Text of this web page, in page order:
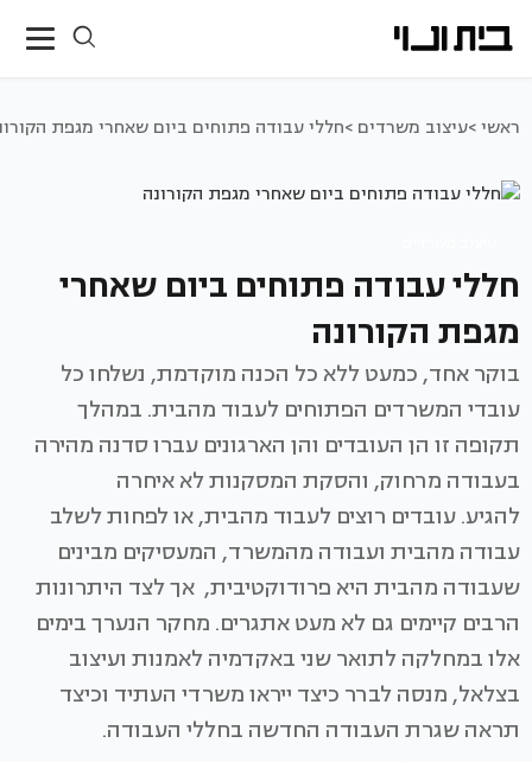
ראשי >עיצוב משרדים >חללי עבודה פתוחים ביום שאחרי מגפת
חללי עבודה פתוחים ביום שאחרי
מגפת הקורונה
בוקר אחד, כמעט ללא כל הכנה מוקדמת, נשלחו כל
עובדי המשרדים הפתוחים לעבוד מהבית. במהלך
תקופה זו הן העובדים והן הארגונים עברו סדנה מהירה
בעבודה מרחוק, והסקת המסקנות לא איחרה
להגיע. עובדים רוצים לעבוד מהבית, או לפחות לשלב
עבודה מהבית ועבודה מהמשרד, המעסיקים מבינים
שעבודה מהבית היא פרודוקטיבית, אך לצד היתרונות
הרבים קיימים גם לא מעט אתגרים. מחקר הנערך בימים
אלו במחלקה לתואר שני באקדמיה לאמנות ועיצוב
בצלאל, מנסה לברר כיצד ייראו משרדי העתיד וכיצד
תראה שגרת העבודה החדשה בחללי העבודה.